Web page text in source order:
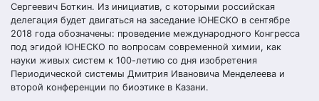
Сергеевич Боткин. Из инициатив, с которыми российская
делегация будет двигаться на заседание ЮНЕСКО в сентябре
2018 года обозначены: проведение международного Конгресса
под эгидой ЮНЕСКО по вопросам современной химии, как
науки живых систем к 100-летию со дня изобретения
Периодической системы Дмитрия Ивановича Менделеева и
второй конференции по биоэтике в Казани.